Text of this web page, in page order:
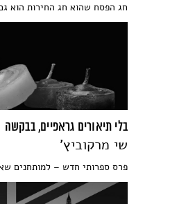
חג הפסח שהוא חג החירות הוא
בלי תיאורים גראפיים, בבקשה
שי מרקוביץ'
פרס ספרותי חדש – למותחנים